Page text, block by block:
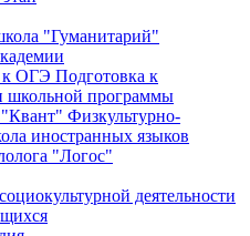
"Гуманитарий"
к ОГЭ Подготовка к
школьной программы
"Квант" Физкультурно-
иностранных языков
"Логос"
деятельности